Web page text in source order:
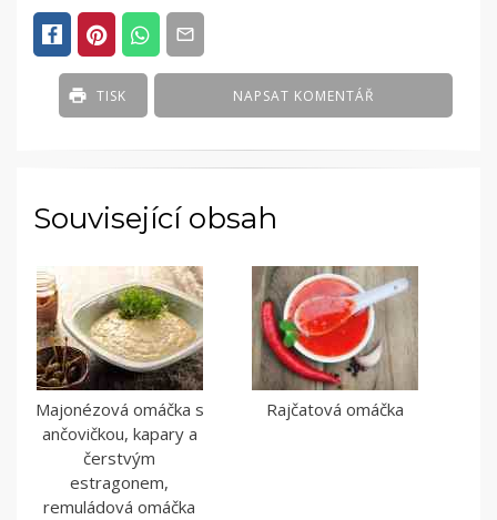
NAPSAT KOMENTÁŘ
TISK
Související obsah
Majonézová omáčka s
ančovičkou, kapary a
čerstvým
estragonem,
remuládová omáčka
Rajčatová omáčka